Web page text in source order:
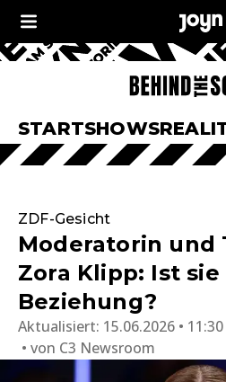
STARTSHOWS
ZDF-Gesicht
Moderatorin und
Zora Klipp: Ist
Beziehung?
Aktualisiert: 15.06.2026 •
von C3 Newsroom